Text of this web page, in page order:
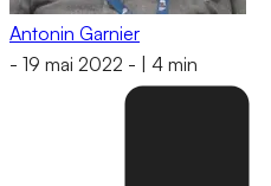
Antonin Garnier
- 19 mai 2022 - 4 min